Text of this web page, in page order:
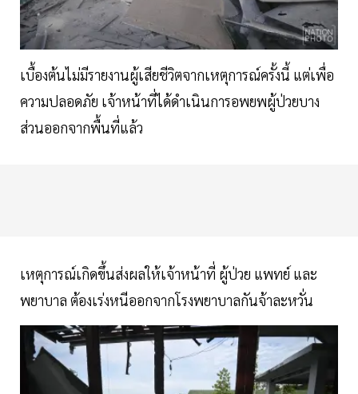
เบื้องต้นไม่มีรายงานผู้เสียชีวิตจากเหตุการณ์ครั้งนี้ แต่เพื่อ
ความปลอดภัย เจ้าหน้าที่ได้ดำเนินการอพยพผู้ป่วยบาง
ส่วนออกจากพื้นที่แล้ว
เหตุการณ์เกิดขึ้นส่งผลให้เจ้าหน้าที่ ผู้ป่วย แพทย์ และ
พยาบาล ต้องเร่งหนีออกจากโรงพยาบาลกันจ้าละหวั่น